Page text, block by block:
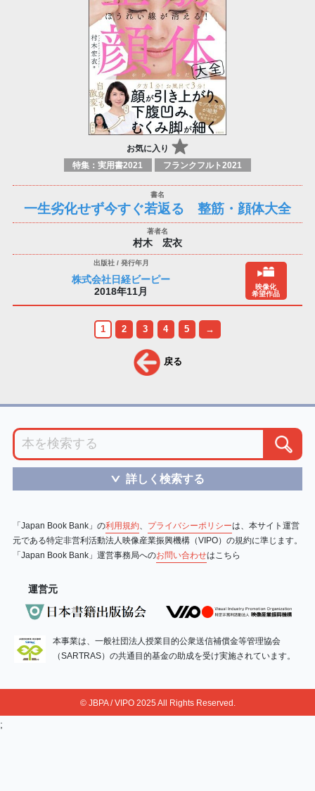
お気に入り
特集：実用書2021 フランクフルト2021
一生劣化せず今すぐ若返る 整筋・顔体大全
村木 宏衣
株式会社日経ビーピー
2018年11月
映像化
希望作品
1 2 3 4 5 →
戻る
＞ 詳しく検索する
「Japan Book Bank」の利用規約、 プライバシーポリシーは、本サイト運営
元である特定非営利活動法人映像産業振興機構（VIPO）の規約に準じます。
「Japan Book Bank」運営事務局へのお問い合わせはこちら
運営元
本事業は、一般社団法人授業目的公衆送信補償金等管理協会
（SARTRAS）の共通目的基金の助成を受け実施されています。
© JBPA / VIPO 2025 All Rights Reserved.
;